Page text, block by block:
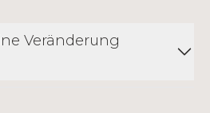
Veränderung